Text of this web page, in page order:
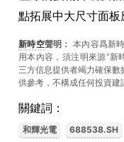
點拓展中大尺寸面板
新時空聲明： 本內容爲新
用本內容，須注明來源“新
三方信息提供者竭力確保
供參考，不構成任何投資建
關鍵詞：
和輝光電 688538.SH